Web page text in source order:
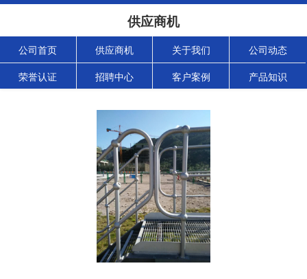
供应商机
公司首页 供应商机 关于我们 公司动态
荣誉认证 招聘中心 客户案例 产品知识